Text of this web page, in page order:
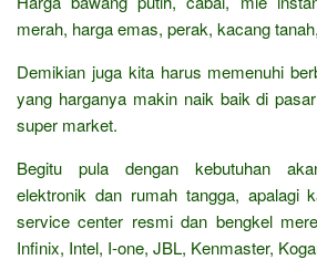
merah, harga emas, perak, kacang
Demikian juga kita harus memenuhi
yang harganya makin naik baik di
super market.
Begitu pula dengan kebutuhan
elektronik dan rumah tangga, apalagi
service center resmi dan bengkel
Infinix, Intel, I-one, JBL, Kenmaster,